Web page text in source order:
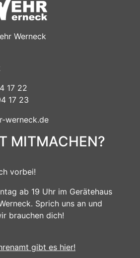
Werneck
17 22
17 23
werneck.de
MITMACHEN?
vorbei!
ab 19 Uhr im Gerätehaus
Sprich uns an und
brauchen dich!
gibt es hier!